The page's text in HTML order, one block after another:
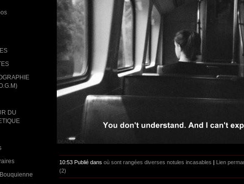
DU
10:53 Publié dans où sont rangées diverses notules incasables Lien
(2)